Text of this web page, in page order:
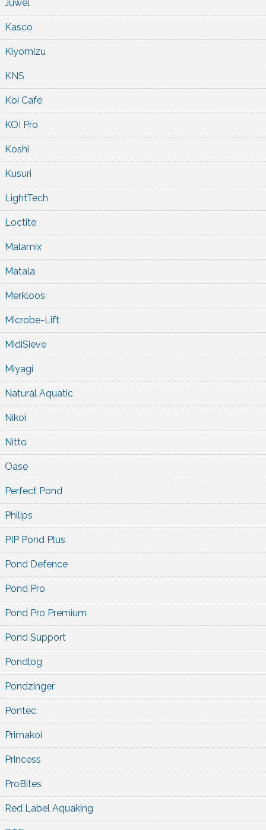
Juwel
Kasco
Kiyomizu
KNS
Koi Café
KOI Pro
Koshi
Kusuri
LightTech
Loctite
Malamix
Matala
Merkloos
Microbe-Lift
MidiSieve
Miyagi
Natural Aquatic
Nikoi
Nitto
Oase
Perfect Pond
Philips
PIP Pond Plus
Pond Defence
Pond Pro
Pond Pro Premium
Pond Support
Pondlog
Pondzinger
Pontec
Primakoi
Princess
ProBites
Red Label Aquaking